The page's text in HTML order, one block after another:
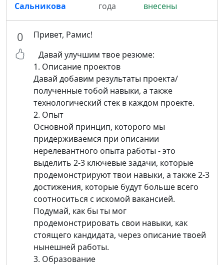
Сальникова
года
внесены
0
Привет, Рамис!
Давай улучшим твое резюме:
1. Описание проектов
Давай добавим результаты проекта/
полученные тобой навыки, а также
технологический стек в каждом проекте.
2. Опыт
Основной принцип, которого мы
придерживаемся при описании
нерелевантного опыта работы - это
выделить 2-3 ключевые задачи, которые
продемонстрируют твои навыки, а также 2-3
достижения, которые будут больше всего
соотноситься с искомой вакансией.
Подумай, как бы ты мог
продемонстрировать свои навыки, как
стоящего кандидата, через описание твоей
нынешней работы.
3. Образование